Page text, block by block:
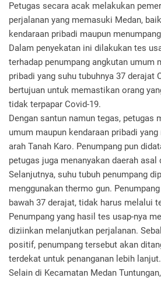
Petugas secara acak melakukan
perjalanan yang memasuki Medan,
kendaraan pribadi maupun
Dalam penyekatan ini dilakukan tes
terhadap penumpang angkutan umum
pribadi yang suhu tubuhnya 37 derajat
bertujuan untuk memastikan orang
tidak terpapar Covid-19.
Dengan santun namun tegas, petugas
umum maupun kendaraan pribadi
arah Tanah Karo. Penumpang pun
petugas juga menanyakan daerah asal
Selanjutnya, suhu tubuh penumpang
menggunakan thermo gun.
bawah 37 derajat, tidak harus melalui
Penumpang yang hasil tes usap-nya
diziinkan melanjutkan perjalanan.
positif, penumpang tersebut akan
terdekat untuk penanganan lebih lanjut.
Selain di Kecamatan Medan